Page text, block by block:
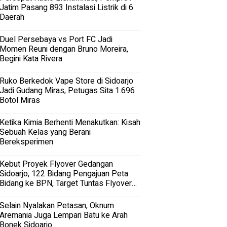
Jatim Pasang 893 Instalasi Listrik di 6
Daerah
Duel Persebaya vs Port FC Jadi
Momen Reuni dengan Bruno Moreira,
Begini Kata Rivera
Ruko Berkedok Vape Store di Sidoarjo
Jadi Gudang Miras, Petugas Sita 1.696
Botol Miras
Ketika Kimia Berhenti Menakutkan: Kisah
Sebuah Kelas yang Berani
Bereksperimen
Kebut Proyek Flyover Gedangan
Sidoarjo, 122 Bidang Pengajuan Peta
Bidang ke BPN, Target Tuntas Flyover
Selain Nyalakan Petasan, Oknum
Aremania Juga Lempari Batu ke Arah